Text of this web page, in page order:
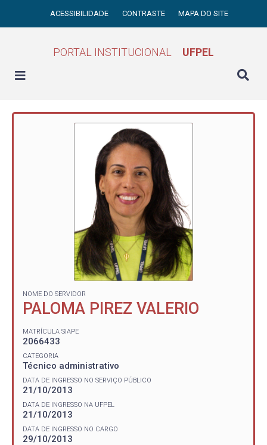
ACESSIBILIDADE CONTRASTE MAPA DO SITE
PORTAL INSTITUCIONAL UFPEL
NOME DO SERVIDOR
PALOMA PIREZ VALERIO
MATRÍCULA SIAPE
2066433
CATEGORIA
Técnico administrativo
DATA DE INGRESSO NO SERVIÇO PÚBLICO
21/10/2013
DATA DE INGRESSO NA UFPEL
21/10/2013
DATA DE INGRESSO NO CARGO
29/10/2013